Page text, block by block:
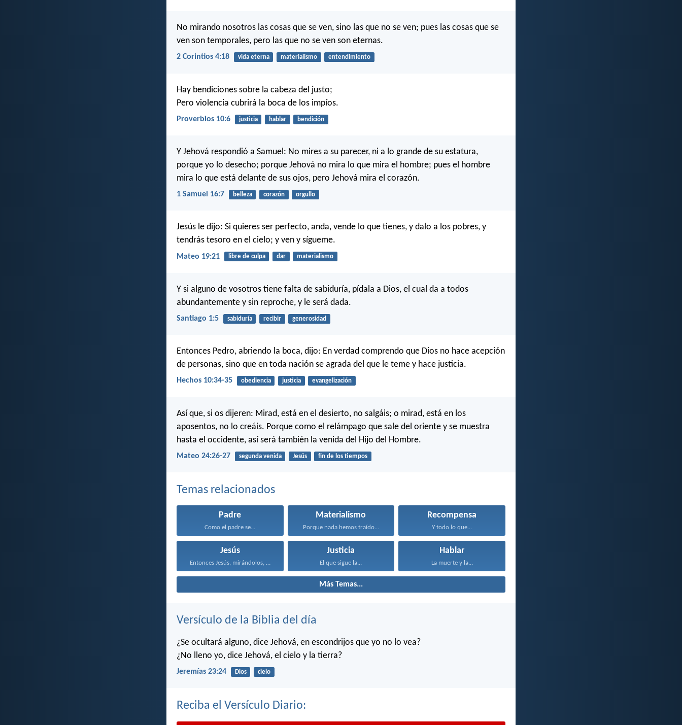
No mirando nosotros las cosas que se ven, sino las que no se ven; pues las cosas que se
ven son temporales, pero las que no se ven son eternas.
2 Corintios 4:18 vida eterna materialismo entendimiento
Hay bendiciones sobre la cabeza del justo;
Pero violencia cubrirá la boca de los impíos.
Proverbios 10:6 justicia hablar bendición
Y Jehová respondió a Samuel: No mires a su parecer, ni a lo grande de su estatura,
porque yo lo desecho; porque Jehová no mira lo que mira el hombre; pues el hombre
mira lo que está delante de sus ojos, pero Jehová mira el corazón.
1 Samuel 16:7 belleza corazón orgullo
Jesús le dijo: Si quieres ser perfecto, anda, vende lo que tienes, y dalo a los pobres, y
tendrás tesoro en el cielo; y ven y sígueme.
Mateo 19:21 libre de culpa dar materialismo
Y si alguno de vosotros tiene falta de sabiduría, pídala a Dios, el cual da a todos
abundantemente y sin reproche, y le será dada.
Santiago 1:5 sabiduría recibir generosidad
Entonces Pedro, abriendo la boca, dijo: En verdad comprendo que Dios no hace acepción
de personas, sino que en toda nación se agrada del que le teme y hace justicia.
Hechos 10:34-35 obediencia justicia evangelización
Así que, si os dijeren: Mirad, está en el desierto, no salgáis; o mirad, está en los
aposentos, no lo creáis. Porque como el relámpago que sale del oriente y se muestra
hasta el occidente, así será también la venida del Hijo del Hombre.
Mateo 24:26-27 segunda venida Jesús fin de los tiempos
Temas relacionados
Padre
Como el padre se...
Materialismo
Porque nada hemos traído...
Recompensa
Y todo lo que...
Jesús
Entonces Jesús, mirándolos, dijo...
Justicia
El que sigue la...
Hablar
La muerte y la...
Más Temas...
Versículo de la Biblia del día
¿Se ocultará alguno, dice Jehová, en escondrijos que yo no lo vea?
¿No lleno yo, dice Jehová, el cielo y la tierra?
Jeremías 23:24 Dios cielo
Reciba el Versículo Diario: